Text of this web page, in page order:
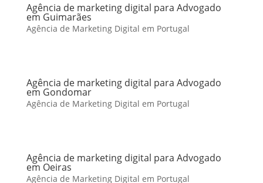
Agência de marketing digital para Advogado
em Guimarães
Agência de Marketing Digital em Portugal
Agência de marketing digital para Advogado
em Gondomar
Agência de Marketing Digital em Portugal
Agência de marketing digital para Advogado
em Oeiras
Agência de Marketing Digital em Portugal